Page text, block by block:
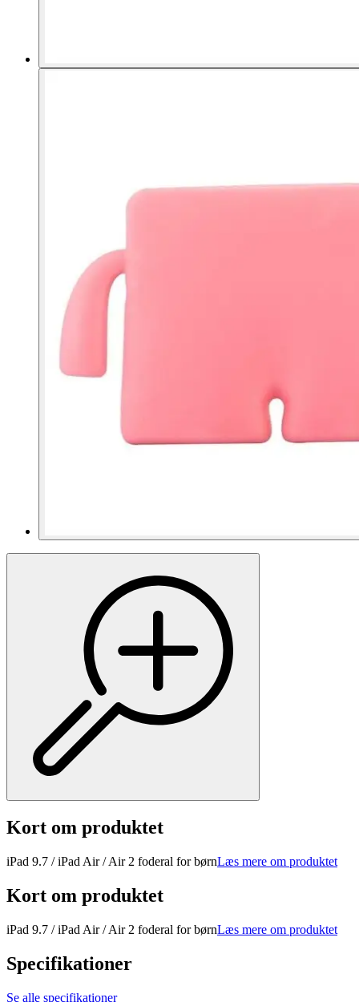
Kort om produktet
iPad 9.7 / iPad Air / Air 2 foderal for børnLæs mere om produktet
Kort om produktet
iPad 9.7 / iPad Air / Air 2 foderal for børnLæs mere om produktet
Specifikationer
Se alle specifikationer